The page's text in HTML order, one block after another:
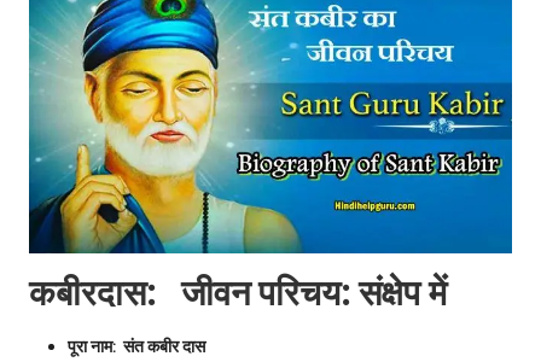
कबीरदास: जीवन परिचय: संक्षेप में
पूरा नाम: संत कबीर दास